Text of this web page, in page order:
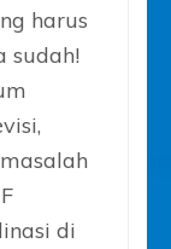
harus
sudah!
di